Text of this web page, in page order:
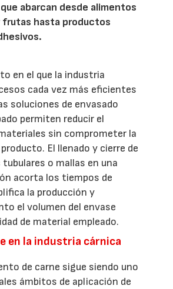
abarcan desde alimentos
frutas hasta productos
en el que la industria
cada vez más eficientes
soluciones de envasado
permiten reducir el
sin comprometer la
El llenado y cierre de
o mallas en una
acorta los tiempos de
la producción y
el volumen del envase
de material empleado.
en la industria cárnica
de carne sigue siendo uno
ámbitos de aplicación de